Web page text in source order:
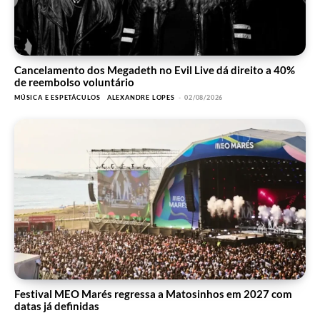
Cancelamento dos Megadeth no Evil Live dá direito a 40%
de reembolso voluntário
MÚSICA E ESPETÁCULOS ALEXANDRE LOPES - 02/08/2026
Festival MEO Marés regressa a Matosinhos em 2027 com
datas já definidas